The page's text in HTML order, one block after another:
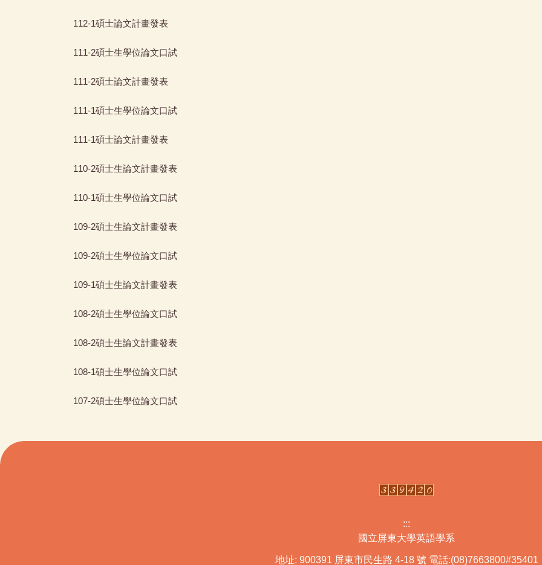
112-1碩士論文計畫發表
111-2碩士生學位論文口試
111-2碩士論文計畫發表
111-1碩士生學位論文口試
111-1碩士論文計畫發表
110-2碩士生論文計畫發表
110-1碩士生學位論文口試
109-2碩士生論文計畫發表
109-2碩士生學位論文口試
109-1碩士生論文計畫發表
108-2碩士生學位論文口試
108-2碩士生論文計畫發表
108-1碩士生學位論文口試
107-2碩士生學位論文口試
:::
國立屏東大學英語學系
地址: 900391 屏東市民生路 4-18 號 電話:(08)7663800#35401